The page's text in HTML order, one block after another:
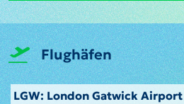
Flughäfen
LGW: London Gatwick Airport